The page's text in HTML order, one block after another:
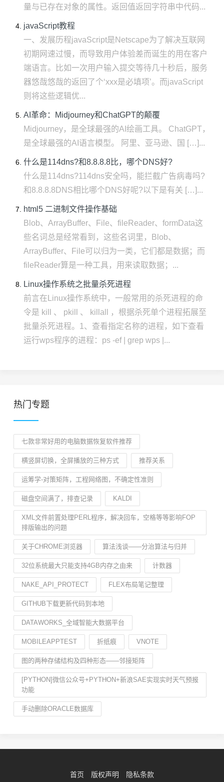
量与已存在对象的属性。返回值返回字符串中代码...
javaScript教程
一、发展历程javaScript是Netscape为了解决互联网
初期网速过慢，而导致用户体验差而诞生的用在客户
端语言。比如一次用户输入提交等待几十秒后，服务
器悠哉悠哉的返回了个‘xxx是必填项’。而javaScript
则将这些逻辑优...
AI革命：Midjourney和ChatGPT的颠覆
Midjourney，是全球最强的AI绘画工具。 ChatGPT，
是全球最强的AI语言模型。 阿里、亚马逊、国 […]...
什么是114dns?和8.8.8.8比，哪个DNS好?
什么是114dns?114dns安全吗，能拦截广告病毒吗?
和8.8.8.8DNS相比哪个DNS好呢?以下是有关 […]...
html5 二进制文件操作基础
Blob、ArrayBuffer、File、fileReader、formData这
些名词总是经常看到，这些名词里，Blob、
ArrayBuffer、File可以归为一类，它们都是数据；而
fileReader算是一种工具，用来读取数据；...
Linux操作系统之批量杀死进程
前言在Linux操作系统中，一般常用的杀死进程的命
令是 kill 、 pkill 、 killall ，根据杀死单个进程拓展至
批量杀死进程。1、查看指定名称的进程，如下查看
运行wps程序的进程：ps -ef | grep wps |...
热门专题
七款非常好用的电脑数据恢复软件推荐
横竖屏切换，全屏播放的三种方式 推荐关系
运筹学-对策矩阵，工程网络图，不确定性准则
磁盘空间满了，排查记录 KALDI
XML文件前置处理PERL程序，解决回车，空格等等影响FOP
排版输出的问题
关于CHROME浏览器 算法浅谈——分治算法与归并
32位系统最大只能支持4GB内存之由来 计数器
NAKE_API_PROTECT FLEX布局笔记整理
GITHUB下载更新代码到本地
DATAWORKS_全域智能大数据平台
MOBILEAPPTEST 折纸痕 VNOTE
图的两种存储结构及四种形态——邻接矩阵
[PYTHON]微信公众号+PYTHON+新浪SAE实现实时天气预报
功能
手动删除ORACLE数据库
首页 版权声明 隐私条款